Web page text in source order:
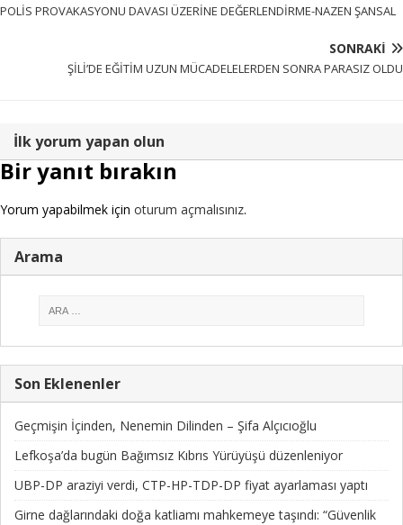
POLİS PROVAKASYONU DAVASI ÜZERİNE DEĞERLENDİRME-NAZEN ŞANSAL
SONRAKI
ŞİLİ’DE EĞİTİM UZUN MÜCADELELERDEN SONRA PARASIZ OLDU
İlk yorum yapan olun
Bir yanıt bırakın
Yorum yapabilmek için oturum açmalısınız.
Arama
Son Eklenenler
Geçmişin İçinden, Nenemin Dilinden – Şifa Alçıcıoğlu
Lefkoşa’da bugün Bağımsız Kıbrıs Yürüyüşü düzenleniyor
UBP-DP araziyi verdi, CTP-HP-TDP-DP fiyat ayarlaması yaptı
Girne dağlarındaki doğa katliamı mahkemeye taşındı: “Güvenlik